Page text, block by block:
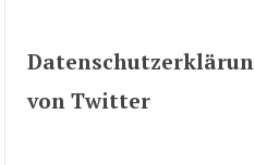
von Twitter